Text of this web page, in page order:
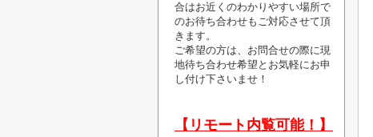
合はお近くのわかりやすい場所で
のお待ち合わせもご対応させて頂
きます。
ご希望の方は、お問合せの際に現
地待ち合わせ希望とお気軽にお申
し付け下さいませ！
【リモート内覧可能！】